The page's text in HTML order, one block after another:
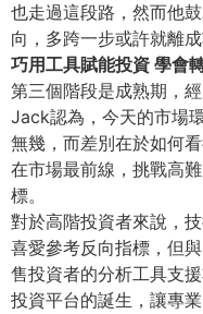
也走過這段路，然而他
向，多跨一步或許就離成
巧用工具賦能投資 學會
第三個階段是成熟期，
Jack認為， 今天的市場
無幾， 而差別在於如何
在市場最前線， 挑戰高
標。
對於高階投資者來說，
喜愛參考反向指標，但
售投資者的分析工具支援
投資平台的誕生， 讓專